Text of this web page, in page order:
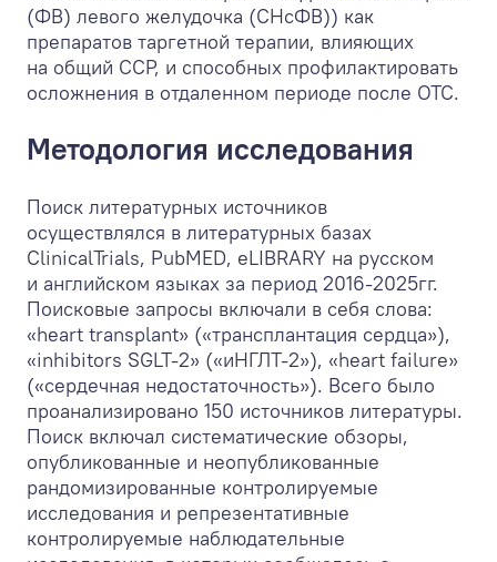
(ФВ) левого желудочка (СНсФВ)) как
препаратов таргетной терапии, влияющих
на общий ССР, и способных профилактировать
осложнения в отдаленном периоде после ОТС.
Методология исследования
Поиск литературных источников
осуществлялся в литературных базах
ClinicalTrials, PubMED, eLIBRARY на русском
и английском языках за период 2016-2025гг.
Поисковые запросы включали в себя слова:
«heart transplant» («трансплантация сердца»),
«inhibitors SGLT-2» («иНГЛТ-2»), «heart failure»
(«сердечная недостаточность»). Всего было
проанализировано 150 источников литературы.
Поиск включал систематические обзоры,
опубликованные и неопубликованные
рандомизированные контролируемые
исследования и репрезентативные
контролируемые наблюдательные